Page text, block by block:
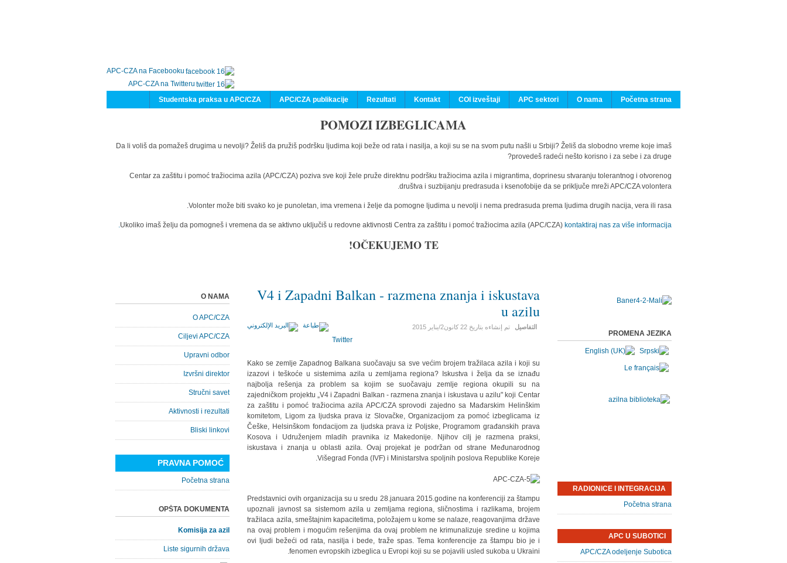
APC-CZA na Facebooku
APC-CZA na Twitteru
Početna strana
O nama
APC sektori
COI izveštaji
Kontakt
Rezultati
APC/CZA publikacije
Studentska praksa u APC/CZA
POMOZI IZBEGLICAMA
Da li voliš da pomažeš drugima u nevolji? Želiš da pružiš podršku ljudima koji beže od rata i nasilja, a koji su se na svom putu našli u Srbiji? Želiš da slobodno vreme koje imaš
provedeš radeći nešto korisno i za sebe i za druge?
Centar za zaštitu i pomoć tražiocima azila (APC/CZA) poziva sve koji žele pruže direktnu podršku tražiocima azila i migrantima, doprinesu stvaranju tolerantnog i otvorenog
društva i suzbijanju predrasuda i ksenofobije da se priključe mreži APC/CZA volontera.
Volonter može biti svako ko je punoletan, ima vremena i želje da pomogne ljudima u nevolji i nema predrasuda prema ljudima drugih nacija, vera ili rasa.
Ukoliko imaš želju da pomogneš i vremena da se aktivno uključiš u redovne aktivnosti Centra za zaštitu i pomoć tražiocima azila (APC/CZA) kontaktiraj nas za više informacija.
OČEKUJEMO TE!
V4 i Zapadni Balkan - razmena znanja i iskustava
u azilu
التفاصيل تم إنشاءه بتاريخ22 كانون2/يناير 2015
Twitter
Kako se zemlje Zapadnog Balkana suočavaju sa sve većim brojem tražilaca azila i koji su
izazovi i teškoće u sistemima azila u zemljama regiona? Iskustva i želja da se iznađu
najbolja rešenja za problem sa kojim se suočavaju zemlje regiona okupili su na
zajedničkom projektu „V4 i Zapadni Balkan - razmena znanja i iskustava u azilu" koji Centar
za zaštitu i pomoć tražiocima azila APC/CZA sprovodi zajedno sa Mađarskim Helinškim
komitetom, Ligom za ljudska prava iz Slovačke, Organizacijom za pomoć izbeglicama iz
Češke, Helsinškom fondacijom za ljudska prava iz Poljske, Programom građanskih prava
Kosova i Udruženjem mladih pravnika iz Makedonije. Njihov cilj je razmena praksi,
iskustava i znanja u oblasti azila. Ovaj projekat je podržan od strane Međunarodnog
Višegrad Fonda (IVF) i Ministarstva spoljnih poslova Republike Koreje.
Predstavnici ovih organizacija su u sredu 28.januara 2015.godine na konferenciji za štampu
upoznali javnost sa sistemom azila u zemljama regiona, sličnostima i razlikama, brojem
tražilaca azila, smeštajnim kapacitetima, položajem u kome se nalaze, reagovanjima države
na ovaj problem i mogućim rešenjima da ovaj problem ne krimunalizuje sredine u kojima
ovi ljudi bežeći od rata, nasilja i bede, traže spas. Tema konferencije za štampu bio je i
fenomen evropskih izbeglica u Evropi koji su se pojavili usled sukoba u Ukraini.
O NAMA
O APC/CZA
Ciljevi APC/CZA
Upravni odbor
Izvršni direktor
Stručni savet
Aktivnosti i rezultati
Bliski linkovi
PRAVNA POMOĆ
Početna strana
OPŠTA DOKUMENTA
Komisija za azil
Liste sigurnih država
PROMENA JEZIKA
RADIONICE I INTEGRACIJA
Početna strana
APC U SUBOTICI
APC/CZA odeljenje Subotica